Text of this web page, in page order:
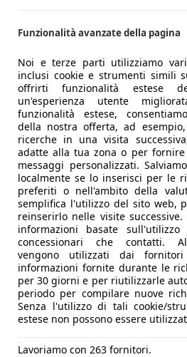
Funzionalità avanzate della pagina
Noi e terze parti utilizziamo
inclusi cookie e strumenti simili
offrirti funzionalità estese
un'esperienza utente
funzionalità estese,
della nostra offerta, ad
ricerche in una visita
adatte alla tua zona o per
messaggi personalizzati.
localmente se lo inserisci per le
preferiti o nell'ambito della
semplifica l'utilizzo del sito web,
reinserirlo nelle visite
informazioni basate
concessionari che contatti.
vengono utilizzati dai
informazioni fornite durante le
per 30 giorni e per riutilizzarle
periodo per compilare nuove
Senza l'utilizzo di tali cookie/
estese non possono essere
Lavoriamo con 263 fornitori.